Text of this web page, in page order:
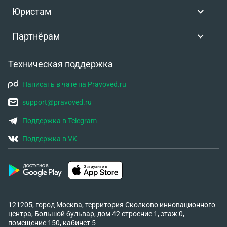
Юристам
Партнёрам
Техническая поддержка
Написать в чате на Pravoved.ru
support@pravoved.ru
Поддержка в Telegram
Поддержка в VK
121205, город Москва, территория Сколково инновационного
центра, Большой бульвар, дом 42 строение 1, этаж 0,
помещение 150, кабинет 5